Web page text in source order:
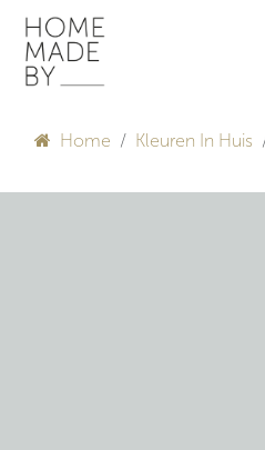
Overslaan naar inhoud
Home Kleuren In Huis